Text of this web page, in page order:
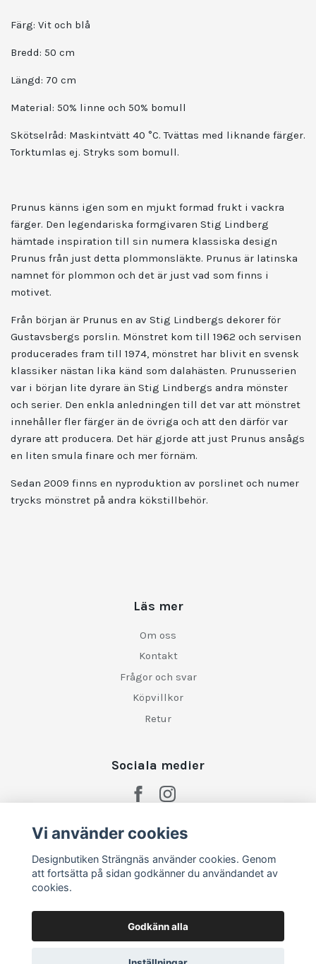
Färg: Vit och blå
Bredd: 50 cm
Längd: 70 cm
Material: 50% linne och 50% bomull
Skötselråd: Maskintvätt 40 °C. Tvättas med liknande färger.
Torktumlas ej. Stryks som bomull.
Prunus känns igen som en mjukt formad frukt i vackra
färger. Den legendariska formgivaren Stig Lindberg
hämtade inspiration till sin numera klassiska design
Prunus från just detta plommonsläkte. Prunus är latinska
namnet för plommon och det är just vad som finns i
motivet.
Från början är Prunus en av Stig Lindbergs dekorer för
Gustavsbergs porslin. Mönstret kom till 1962 och servisen
producerades fram till 1974, mönstret har blivit en svensk
klassiker nästan lika känd som dalahästen. Prunusserien
var i början lite dyrare än Stig Lindbergs andra mönster
och serier. Den enkla anledningen till det var att mönstret
innehåller fler färger än de övriga och att den därför var
dyrare att producera. Det här gjorde att just Prunus ansågs
en liten smula finare och mer förnäm.
Sedan 2009 finns en nyproduktion av porslinet och numer
trycks mönstret på andra kökstillbehör.
Läs mer
Om oss
Kontakt
Frågor och svar
Köpvillkor
Retur
Sociala medier
Vi använder cookies
Designbutiken Strängnäs använder cookies. Genom
att fortsätta på sidan godkänner du användandet av
cookies.
Godkänn alla